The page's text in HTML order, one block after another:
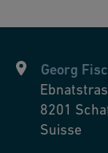
Georg
8201
Suisse